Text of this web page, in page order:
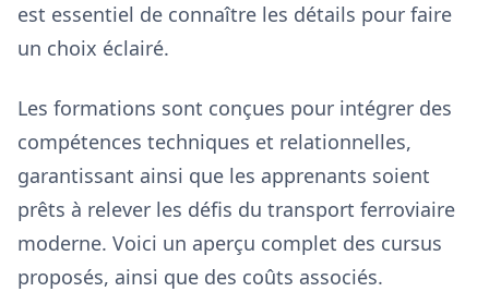
est essentiel de connaître les détails pour faire
un choix éclairé.
Les formations sont conçues pour intégrer des
compétences techniques et relationnelles,
garantissant ainsi que les apprenants soient
prêts à relever les défis du transport ferroviaire
moderne. Voici un aperçu complet des cursus
proposés, ainsi que des coûts associés.